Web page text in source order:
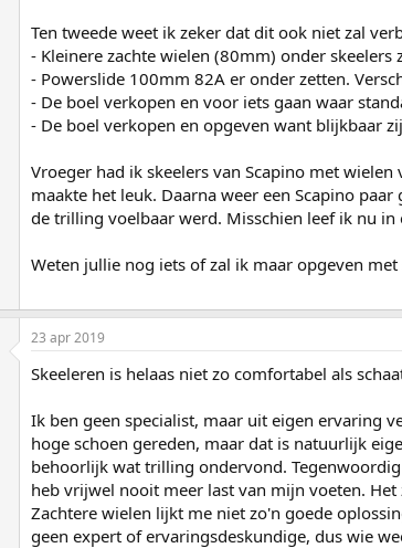
Ten tweede weet ik zeker dat dit ook niet zal
- Kleinere zachte wielen (80mm) onder
- Powerslide 100mm 82A er onder zetten.
- De boel verkopen en voor iets gaan waar
- De boel verkopen en opgeven want blijkbaar
Vroeger had ik skeelers van Scapino met
maakte het leuk. Daarna weer een Scapino
de trilling voelbaar werd. Misschien leef ik nu in
Weten jullie nog iets of zal ik maar opgeven met
23 apr 2019
Skeeleren is helaas niet zo comfortabel als
Ik ben geen specialist, maar uit eigen ervaring
hoge schoen gereden, maar dat is natuurlijk
behoorlijk wat trilling ondervond.
heb vrijwel nooit meer last van mijn voeten.
Zachtere wielen lijkt me niet zo'n goede
geen expert of ervaringsdeskundige, dus wie